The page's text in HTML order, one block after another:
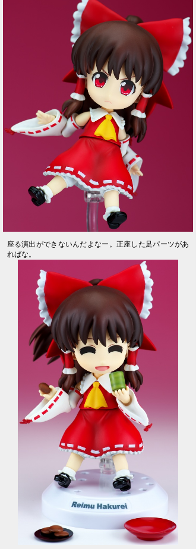
座る演出ができないんだよなー。正座した足パーツがあ
ればな。